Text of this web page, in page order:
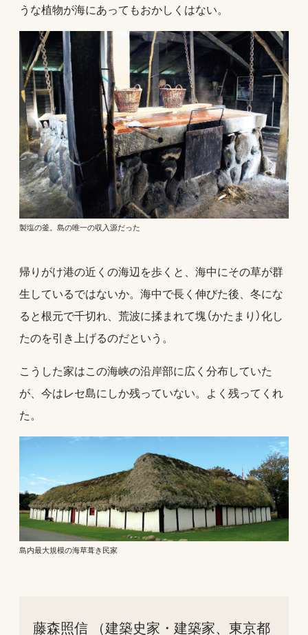
うな植物が海にあってもおかしくはない。
製塩の釜。島の唯一の収入源だった
帰りがけ港の近くの海辺を歩くと、海中にその草が群
生しているではないか。海中で長く伸びた後、冬にな
ると根元で千切れ、荒波に揉まれて塊（かたまり）化し
たのを引き上げるのだという。
こうした家はこの海峡の沿岸部に広く分布していた
が、今はレセ島にしか残っていない。よく残ってくれ
た。
島内最大規模の海草葺き民家
藤森照信 （建築史家・建築家、東京都